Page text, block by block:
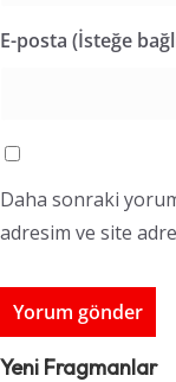
E-posta (İsteğe
Daha sonraki
adresim ve site
Yeni Fragmanlar